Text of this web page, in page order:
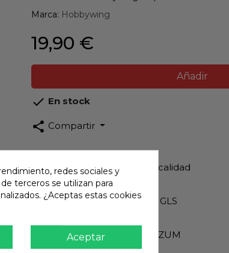
Marca: Hobbywing
19,90 €
Añadir
 En stock
share Compartir
Productos de Máxima calidad
Envío Rápido
Envios Internacionales GLS
Pago Seguro
TARJETA - PAYPAL - BIZUM
redes sociales y
terceros se utilizan para
¿Aceptas estas cookies
Aceptar